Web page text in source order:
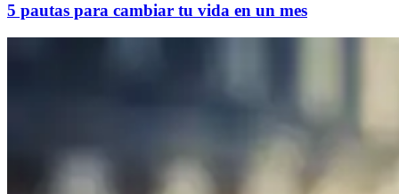
5 pautas para cambiar tu vida en un mes